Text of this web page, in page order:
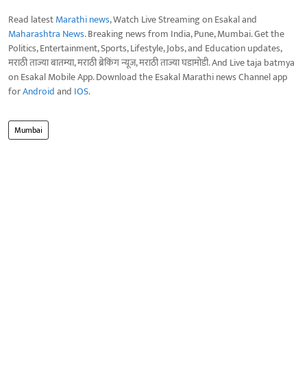
Read latestMarathi news, Watch Live Streaming on Esakal and
Maharashtra News. Breaking news from India, Pune, Mumbai. Get the
Politics, Entertainment, Sports, Lifestyle, Jobs, and Education updates,
मराठी ताज्या बातम्या, मराठी ब्रेकिंग न्यूज, मराठी ताज्या घडामोडी. And Live taja batmya
on Esakal Mobile App. Download the Esakal Marathi news Channel app
forAndroidand IOS.
Mumbai